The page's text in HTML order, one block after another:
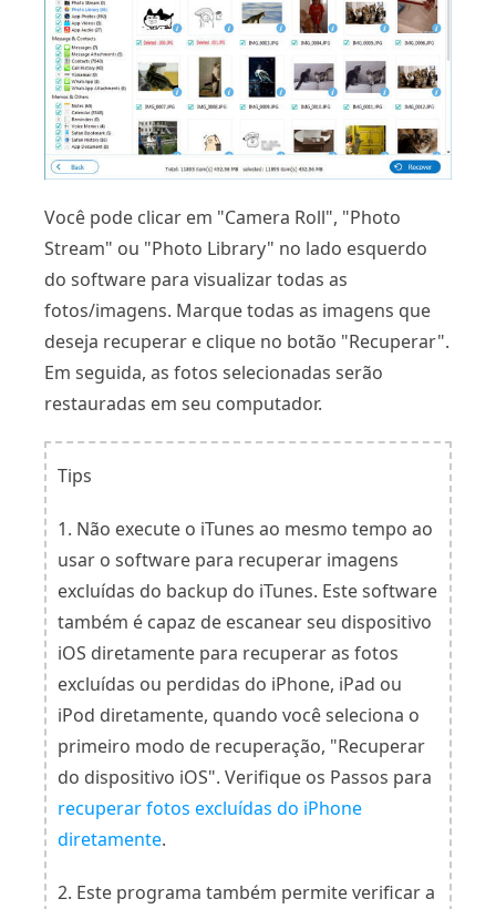
Você pode clicar em "Camera Roll", "Photo
Stream" ou "Photo Library" no lado esquerdo
do software para visualizar todas as
fotos/imagens. Marque todas as imagens que
deseja recuperar e clique no botão "Recuperar".
Em seguida, as fotos selecionadas serão
restauradas em seu computador.
Tips
1. Não execute o iTunes ao mesmo tempo ao
usar o software para recuperar imagens
excluídas do backup do iTunes. Este software
também é capaz de escanear seu dispositivo
iOS diretamente para recuperar as fotos
excluídas ou perdidas do iPhone, iPad ou
iPod diretamente, quando você seleciona o
primeiro modo de recuperação, "Recuperar
do dispositivo iOS". Verifique os Passos para
recuperar fotos excluídas do iPhone
diretamente.
2. Este programa também permite verificar a